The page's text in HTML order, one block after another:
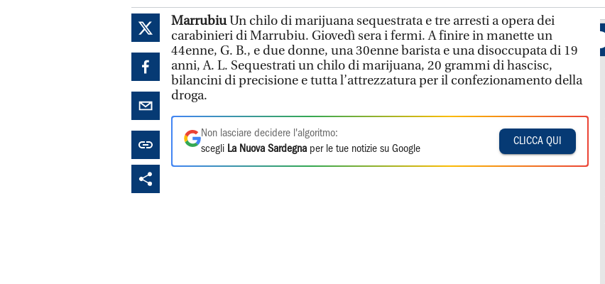
MarrubiuUn chilo di marijuana sequestrata e tre arresti a opera dei
carabinieri di Marrubiu. Giovedì sera i fermi. A finire in manette un
44enne, G. B., e due donne, una 30enne barista e una disoccupata di 19
anni, A. L. Sequestrati un chilo di marijuana, 20 grammi di hascisc,
bilancini di precisione e tutta l’attrezzatura per il confezionamento della
droga.
Non lasciare decidere l'algoritmo:
scegli La Nuova Sardegna per le tue notizie su Google
CLICCA QUI